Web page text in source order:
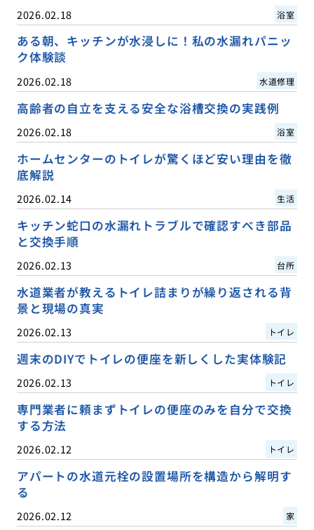
2026.02.18 浴室
ある朝、キッチンが水浸しに！私の水漏れパニッ
ク体験談
2026.02.18 水道修理
高齢者の自立を支える安全な浴槽交換の実践例
2026.02.18 浴室
ホームセンターのトイレが驚くほど安い理由を徹
底解説
2026.02.14 生活
キッチン蛇口の水漏れトラブルで確認すべき部品
と交換手順
2026.02.13 台所
水道業者が教えるトイレ詰まりが繰り返される背
景と現場の真実
2026.02.13 トイレ
週末のDIYでトイレの便座を新しくした実体験記
2026.02.13 トイレ
専門業者に頼まずトイレの便座のみを自分で交換
する方法
2026.02.12 トイレ
アパートの水道元栓の設置場所を構造から解明す
る
2026.02.12 家